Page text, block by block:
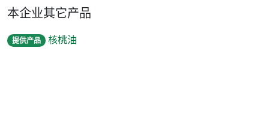
本企业其它产品
提供产品 核桃油